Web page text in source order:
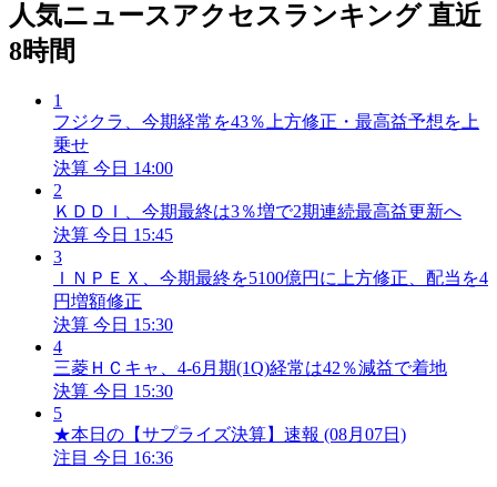
人気ニュースアクセスランキング 直近
8時間
1
フジクラ、今期経常を43％上方修正・最高益予想を上
乗せ
決算 今日 14:00
2
ＫＤＤＩ、今期最終は3％増で2期連続最高益更新へ
決算 今日 15:45
3
ＩＮＰＥＸ、今期最終を5100億円に上方修正、配当を4
円増額修正
決算 今日 15:30
4
三菱ＨＣキャ、4-6月期(1Q)経常は42％減益で着地
決算 今日 15:30
5
★本日の【サプライズ決算】速報 (08月07日)
注目 今日 16:36